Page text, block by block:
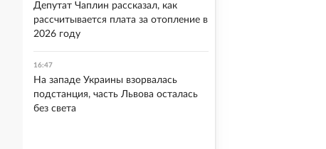
Депутат Чаплин рассказал, как
рассчитывается плата за отопление в
2026 году
16:47
На западе Украины взорвалась
подстанция, часть Львова осталась
без света